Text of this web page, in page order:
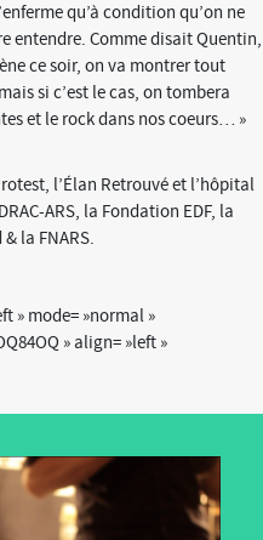
qu’à condition qu’on ne
entendre. Comme disait Quentin,
ce soir, on va montrer tout
si c’est le cas, on tombera
et le rock dans nos coeurs… »
l’Élan Retrouvé et l’hôpital
ARS, la Fondation EDF, la
la FNARS.
» mode= »normal »
» align= »left »